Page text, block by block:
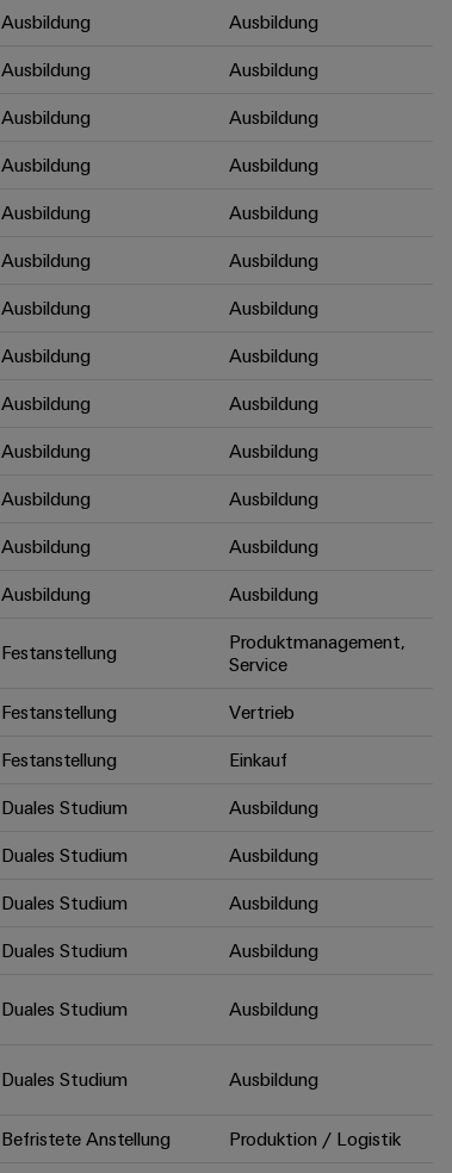
Ausbildung
Ausbildung
Ausbildung
Ausbildung
Ausbildung
Ausbildung
Ausbildung
Ausbildung
Ausbildung
Ausbildung
Ausbildung
Ausbildung
Ausbildung
Ausbildung
Ausbildung
Ausbildung
Ausbildung
Ausbildung
Ausbildung
Ausbildung
Ausbildung
Ausbildung
Ausbildung
Ausbildung
Ausbildung Ausbildung
Festanstellung
Produktmanagement,
Service
Festanstellung
Vertrieb
Festanstellung
Einkauf
Duales Studium
Ausbildung
Duales Studium
Ausbildung
Duales Studium
Ausbildung
Duales Studium
Ausbildung
Duales Studium Ausbildung
Duales Studium Ausbildung
Befristete Anstellung
Produktion / Logistik